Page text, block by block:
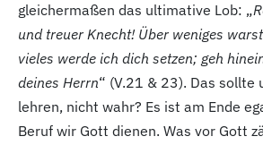
gleichermaßen das ultimative Lob: „
und treuer Knecht! Über weniges
vieles werde ich dich setzen; geh
deines Herrn“ (V.21 & 23). Das sollte
lehren, nicht wahr? Es ist am Ende
Beruf wir Gott dienen. Was vor Gott